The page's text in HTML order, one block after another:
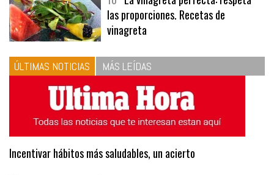
las proporciones. Recetas de
vinagreta
ÚLTIMAS NOTICIAS MÁS LEÍDAS
Incentivar hábitos más saludables, un acierto